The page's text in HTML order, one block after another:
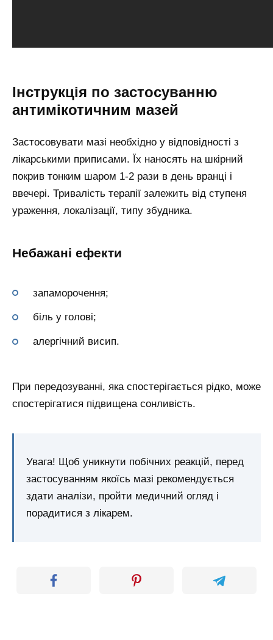
Інструкція по застосуванню
антимікотичним мазей
Застосовувати мазі необхідно у відповідності з
лікарськими приписами. Їх наносять на шкірний
покрив тонким шаром 1-2 рази в день вранці і
ввечері. Тривалість терапії залежить від ступеня
ураження, локалізації, типу збудника.
Небажані ефекти
запаморочення;
біль у голові;
алергічний висип.
При передозуванні, яка спостерігається рідко, може
спостерігатися підвищена сонливість.
Увага! Щоб уникнути побічних реакцій, перед
застосуванням якоїсь мазі рекомендується
здати аналізи, пройти медичний огляд і
порадитися з лікарем.